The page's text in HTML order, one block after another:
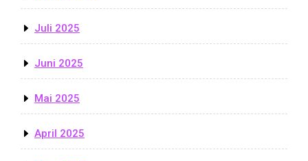
Juli 2025
Juni 2025
Mai 2025
April 2025